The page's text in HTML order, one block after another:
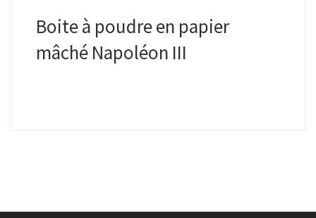
Boite à poudre en papier
mâché Napoléon III